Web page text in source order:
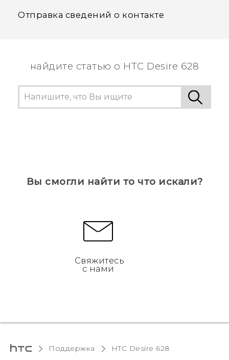
Отправка сведений о контакте
найдите статью о HTC Desire 628
Вы смогли найти то что искали?
Свяжитесь
с нами
Поддержка HTC Desire 628‎